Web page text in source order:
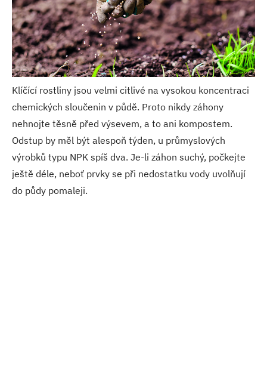
Klíčící rostliny jsou velmi citlivé na vysokou koncentraci
chemických sloučenin v půdě. Proto nikdy záhony
nehnojte těsně před výsevem, a to ani kompostem.
Odstup by měl být alespoň týden, u průmyslových
výrobků typu NPK spíš dva. Je-li záhon suchý, počkejte
ještě déle, neboť prvky se při nedostatku vody uvolňují
do půdy pomaleji.